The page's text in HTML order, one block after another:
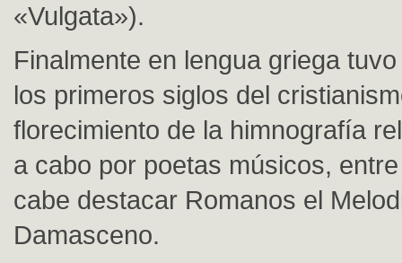
«Vulgata»).
Finalmente en lengua griega
los primeros siglos del
florecimiento de la himnografía
a cabo por poetas músicos,
cabe destacar Romanos el
Damasceno.